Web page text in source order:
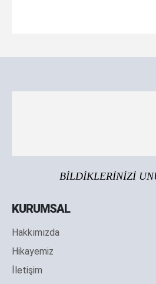
BİLDİKLERİNİZİ
KURUMSAL
Hakkımızda
Hikayemiz
İletişim